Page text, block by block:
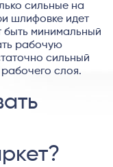
сильные на
шлифовке идет
быть минимальный
рабочую
сильный
слоя.